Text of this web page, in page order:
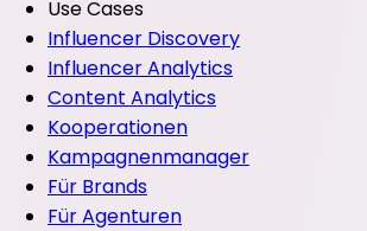
Use Cases
Influencer Discovery
Influencer Analytics
Content Analytics
Kooperationen
Kampagnenmanager
Für Brands
Für Agenturen